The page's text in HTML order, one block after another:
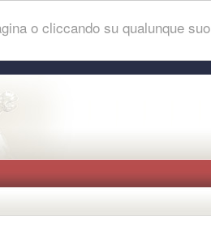
o cliccando su qualunque suo